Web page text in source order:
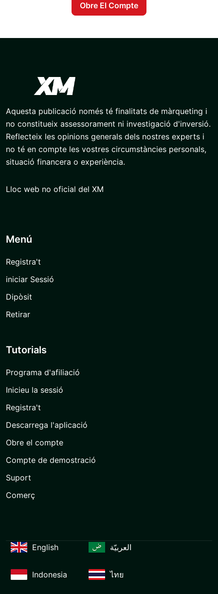
Obre El Compte
Aquesta publicació només té finalitats de màrqueting i
no constitueix assessorament ni investigació d'inversió.
Reflecteix les opinions generals dels nostres experts i
no té en compte les vostres circumstàncies personals,
situació financera o experiència.
Lloc web no oficial del XM
Menú
Registra't
iniciar Sessió
Dipòsit
Retirar
Tutorials
Programa d'afiliació
Inicieu la sessió
Registra't
Descarrega l'aplicació
Obre el compte
Compte de demostració
Suport
Comerç
English العربيّة
Indonesia ไทย